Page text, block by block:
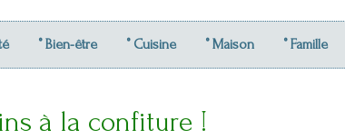
° Bien-être ° Cuisine ° Maison ° Famille
à la confiture !